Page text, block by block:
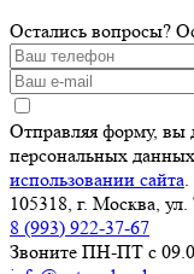
Остались вопросы?
Отправляя форму, вы
персональных
использовании сайта.
105318, г. Москва,
8 (993) 922-37-67
Звоните ПН-ПТ с